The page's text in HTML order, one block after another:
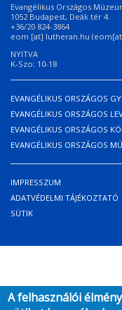
Evangélikus Országos
1052 Budapest, Deák tér 4.
+36/20 824-3864
eom [at] lutheran.hu
NYITVA
K-Szo: 10-18
EVANGÉLIKUS ORSZÁGOS
EVANGÉLIKUS ORSZÁGOS
EVANGÉLIKUS ORSZÁGOS
EVANGÉLIKUS ORSZÁGOS
Lábléc
IMPRESSZUM
ADATVÉDELMI TÁJÉKOZTATÓ
SÜTIK
A felhasználói